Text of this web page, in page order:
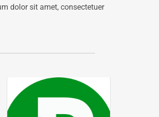
dolor sit amet, consectetuer